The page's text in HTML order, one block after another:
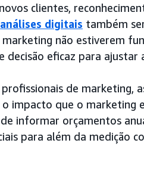
clientes,
análises digitais também
marketing não estiverem
decisão eficaz para ajustar
de marketing,
impacto que o marketing
informar orçamentos
para além da medição